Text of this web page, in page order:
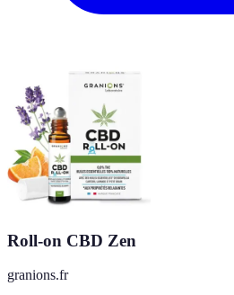
Roll-on CBD Zen
granions.fr